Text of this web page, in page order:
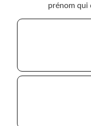
prénom qui